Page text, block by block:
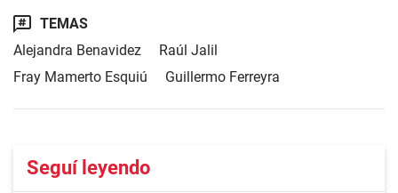
TEMAS
Alejandra Benavidez
Raúl Jalil
Fray Mamerto Esquiú
Guillermo Ferreyra
Seguí leyendo